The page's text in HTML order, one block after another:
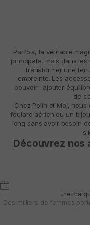
Parfois, la véritable
principale, mais dans
transformer une
empreinte. Les
pouvoir : ajouter
de
Chez Polín et Moi, nous
foulard aérien ou un
long sans avoir besoin
Découvrez nos
été sélectionnée avec
Des tons poudrés
subtilement brillantes
une
Des milliers de femmes